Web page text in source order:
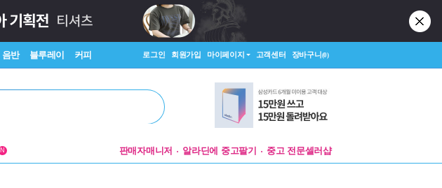
음반 블루레이 커피 로그인 회원가입 마이페이지 고객센터 장바구니(0)
N 판매자매니저 알라딘에 중고팔기 중고 전문셀러샵